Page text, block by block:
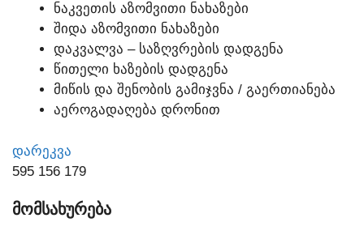
ᲜᲐᲙᲕᲔᲗᲘᲡ ᲐᲖᲝᲛᲕᲘᲗᲘ ᲜᲐᲮᲐᲖᲔᲑᲘ
ᲨᲘᲓᲐ ᲐᲖᲝᲛᲕᲘᲗᲘ ᲜᲐᲮᲐᲖᲔᲑᲘ
ᲓᲐᲙᲕᲐᲚᲕᲐ – ᲡᲐᲖᲦᲕᲠᲔᲑᲘᲡ ᲓᲐᲓᲒᲔᲜᲐ
ᲬᲘᲗᲔᲚᲘ ᲮᲐᲖᲔᲑᲘᲡ ᲓᲐᲓᲒᲔᲜᲐ
ᲛᲘᲬᲘᲡ ᲓᲐ ᲨᲔᲜᲝᲑᲘᲡ ᲒᲐᲛᲘᲯᲕᲜᲐ / ᲒᲐᲔᲠᲗᲘᲐᲜᲔᲑᲐ
ᲐᲔᲠᲝᲒᲐᲓᲐᲦᲔᲑᲐ ᲓᲠᲝᲜᲘᲗ
ᲓᲐᲠᲔᲙᲕᲐ
595 156 179
ᲛᲝᲛᲡᲐᲮᲣᲠᲔᲑᲐ